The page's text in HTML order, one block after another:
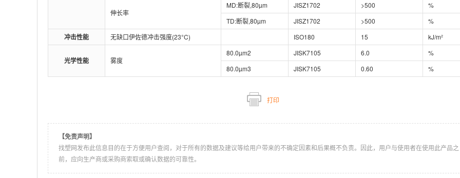
伸长率
MD:断裂,80µm JISZ1702 >500
%
TD:断裂,80µm
JISZ1702 >500 %
冲击性能 无缺口伊佐德冲击强度(23°C) ISO180 15 kJ/m²
光学性能 雾度
80.0µm2 JISK7105 6.0
%
80.0µm3
JISK7105 0.60 %
打印
【免责声明】
找塑网发布此信息目的在于方便用户查阅，对于所有的数据及建议等给用户带来的不确定因素和后果概不负责。因此，用户与使用者在使用此产品之
前，应向生产商或采购商索取或确认数据的可靠性。